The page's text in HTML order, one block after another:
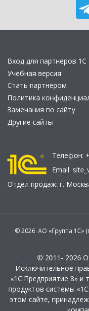
Вход для партнеров 1С
Учебная версия
Стать партнером
Политика
Замечания по сайту
Другие сайты
Телефон:
Email:
Отдел продаж: г.
© 2026 АО «Группа 1С»
© 2011- 2026
Исключительное
«1С:Предприятие 8» и
продуктов системы
этом сайте,